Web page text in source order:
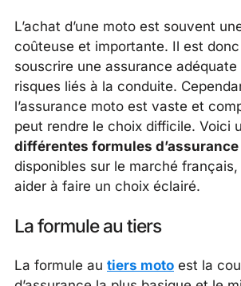
L’achat d’une moto est souvent
coûteuse et importante. Il est
souscrire une assurance
risques liés à la conduite.
l’assurance moto est vaste et
peut rendre le choix difficile. Voici
différentes formules d’assurance
disponibles sur le marché
aider à faire un choix éclairé.
La formule au tiers
La formule au tiers moto est la